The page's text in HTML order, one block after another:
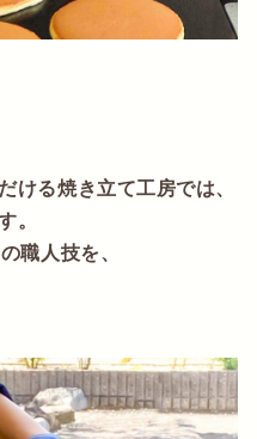
ける焼き立て工房では、
。
職人技を、